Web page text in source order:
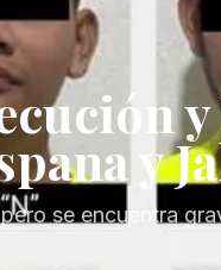
y
se encuentra